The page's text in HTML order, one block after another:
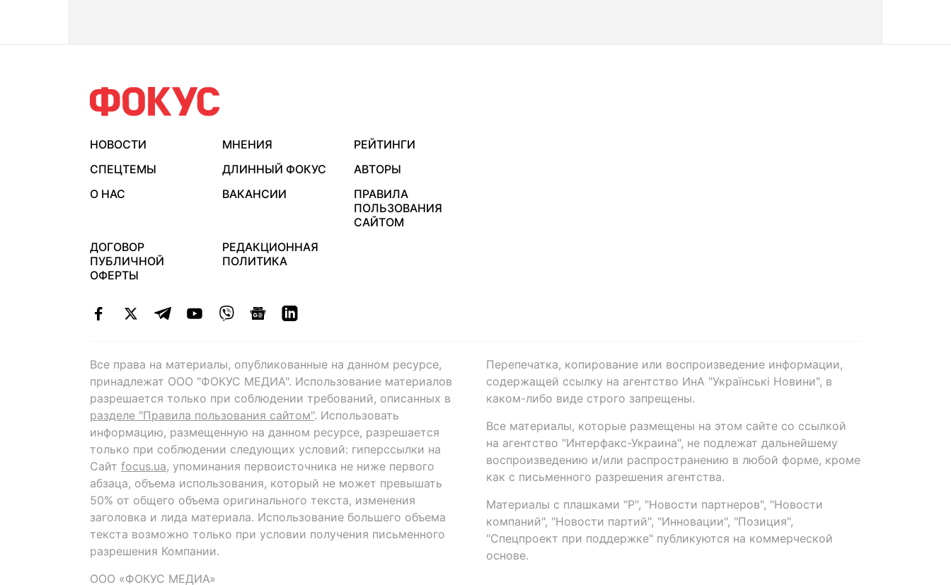
НОВОСТИ МНЕНИЯ
РЕЙТИНГИ
СПЕЦТЕМЫ
ДЛИННЫЙ ФОКУС
АВТОРЫ
О НАС
ВАКАНСИИ
ПРАВИЛА
ПОЛЬЗОВАНИЯ
САЙТОМ
ДОГОВОР
ПУБЛИЧНОЙ
ОФЕРТЫ
РЕДАКЦИОННАЯ
ПОЛИТИКА
Все права на материалы, опубликованные на данном ресурсе,
принадлежат ООО "ФОКУС МЕДИА". Использование материалов
разрешается только при соблюдении требований, описанных в
разделе "Правила пользования сайтом". Использовать
информацию, размещенную на данном ресурсе, разрешается
только при соблюдении следующих условий: гиперссылки на
Сайт focus.ua, упоминания первоисточника не ниже первого
абзаца, объема использования, который не может превышать
50% от общего объема оригинального текста, изменения
заголовка и лида материала. Использование большего объема
текста возможно только при условии получения письменного
разрешения Компании.
ООО «ФОКУС МЕДИА»
Перепечатка, копирование или воспроизведение информации,
содержащей ссылку на агентство ИнА "Українські Новини", в
каком-либо виде строго запрещены.
Все материалы, которые размещены на этом сайте со ссылкой
на агентство "Интерфакс-Украина", не подлежат дальнейшему
воспроизведению и/или распространению в любой форме, кроме
как с письменного разрешения агентства.
Материалы с плашками "Р", "Новости партнеров", "Новости
компаний", "Новости партий", "Инновации", "Позиция",
"Спецпроект при поддержке" публикуются на коммерческой
основе.